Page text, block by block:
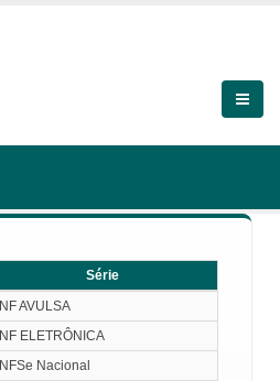
Série
NF AVULSA
NF ELETRÔNICA
NFSe Nacional